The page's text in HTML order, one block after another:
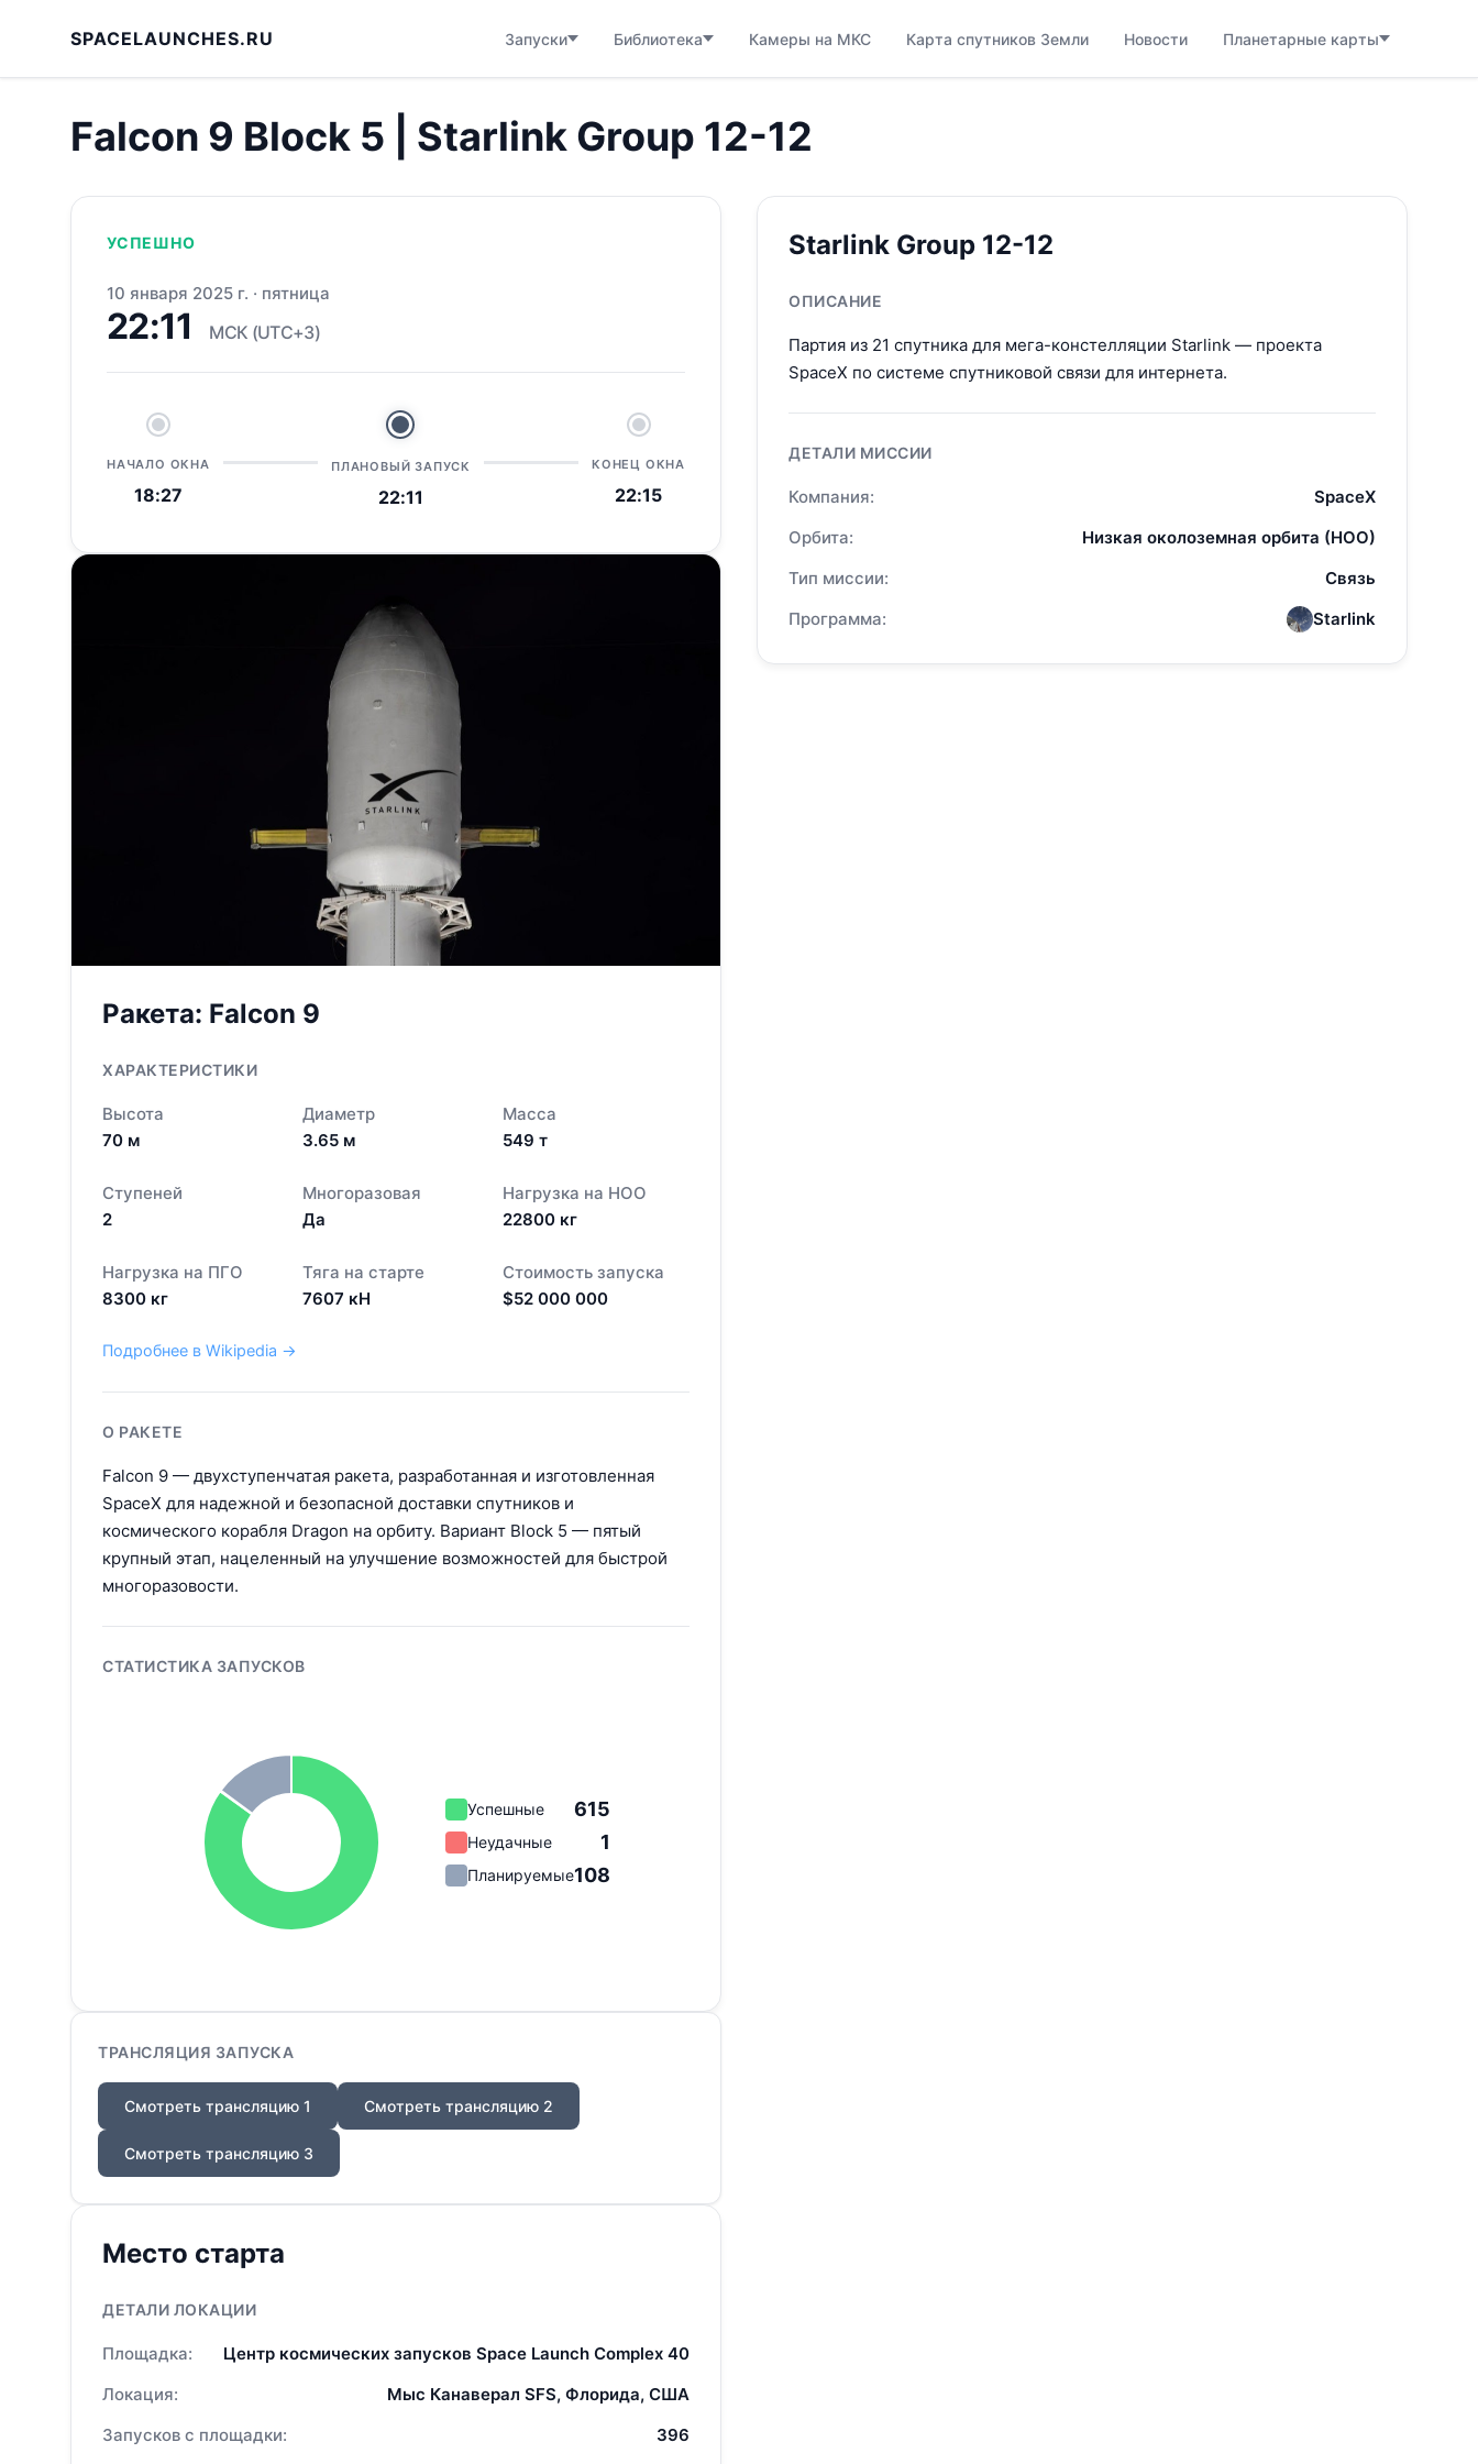
SPACELAUNCHES.RU Запуски Библиотека Камеры на МКС Карта спутников Земли Новости Планетарные карты
Falcon 9 Block 5 | Starlink Group 12-12
УСПЕШНО
10 января 2025 г. · пятница
22:11 МСК (UTC+3)
НАЧАЛО ОКНА
18:27
ПЛАНОВЫЙ ЗАПУСК
22:11
КОНЕЦ ОКНА
22:15
Ракета: Falcon 9
ХАРАКТЕРИСТИКИ
Высота
70 м
Диаметр
3.65 м
Масса
549 т
Ступеней
2
Многоразовая
Да
Нагрузка на НОО
22800 кг
Нагрузка на ПГО
8300 кг
Тяга на старте
7607 кН
Стоимость запуска
$52 000 000
Подробнее в Wikipedia →
О РАКЕТЕ
Falcon 9 — двухступенчатая ракета, разработанная и изготовленная
SpaceX для надежной и безопасной доставки спутников и
космического корабля Dragon на орбиту. Вариант Block 5 — пятый
крупный этап, нацеленный на улучшение возможностей для быстрой
многоразовости.
СТАТИСТИКА ЗАПУСКОВ
Успешные 615
Неудачные 1
Планируемые108
ТРАНСЛЯЦИЯ ЗАПУСКА
Смотреть трансляцию 1 Смотреть трансляцию 2
Смотреть трансляцию 3
Место старта
ДЕТАЛИ ЛОКАЦИИ
Площадка:
Центр космических запусков Space Launch Complex 40
Локация:
Мыс Канаверал SFS, Флорида, США
Запусков с площадки:
396
Starlink Group 12-12
ОПИСАНИЕ
Партия из 21 спутника для мега-констелляции Starlink — проекта
SpaceX по системе спутниковой связи для интернета.
ДЕТАЛИ МИССИИ
Компания:
SpaceX
Орбита:
Низкая околоземная орбита (НОО)
Тип миссии:
Связь
Программа:
Starlink